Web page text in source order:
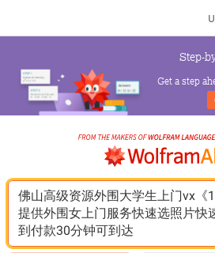
Step-
Get a step
佛山高级资源外围大学生上门vx《
提供外围女上门服务快速选照片快
到付款30分钟可到达